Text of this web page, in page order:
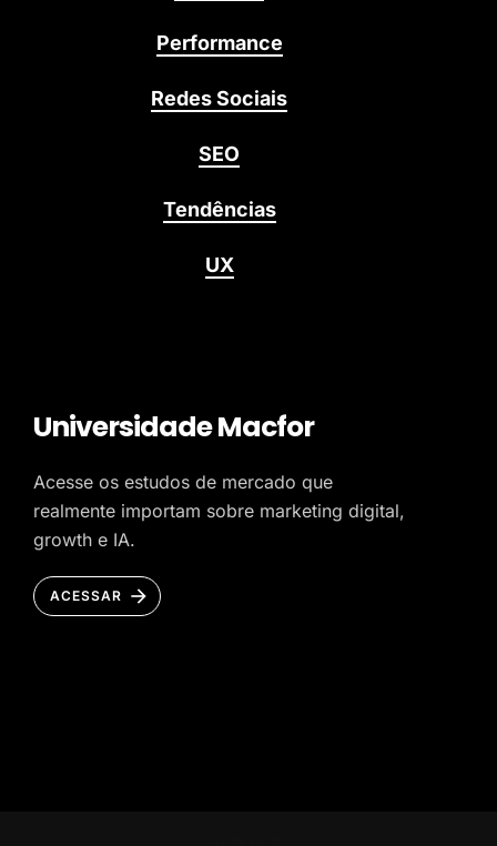
Performance
Redes Sociais
SEO
Tendências
UX
Universidade Macfor
Acesse os estudos de mercado que
realmente importam sobre marketing digital,
growth e IA.
ACESSAR